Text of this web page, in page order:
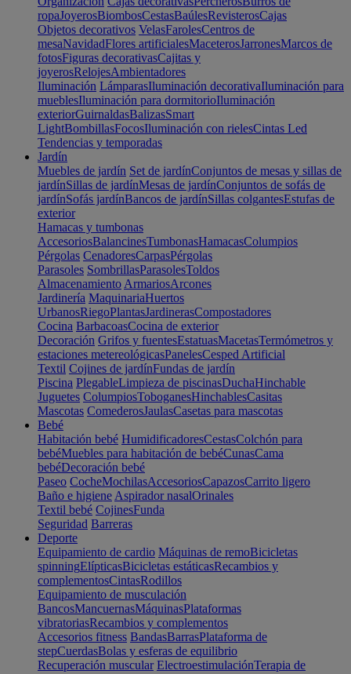
ropaJoyerosBiombosCestasBaúlesRevisterosCajas
Objetos decorativos VelasFarolesCentros de
mesaNavidadFlores artificialesMaceterosJarronesMarcos de
fotosFiguras decorativasCajitas y
joyerosRelojesAmbientadores
Iluminación LámparasIluminación decorativaIluminación para
mueblesIluminación para dormitorioIluminación
exteriorGuirnaldasBalizasSmart
LightBombillasFocosIluminación con rielesCintas Led
Tendencias y temporadas
Jardín
Muebles de jardín Set de jardínConjuntos de mesas y sillas de
jardínSillas de jardínMesas de jardínConjuntos de sofás de
jardínSofás jardínBancos de jardínSillas colgantesEstufas de
exterior
Hamacas y tumbonas
AccesoriosBalancinesTumbonasHamacasColumpios
Pérgolas CenadoresCarpasPérgolas
Parasoles SombrillasParasolesToldos
Almacenamiento ArmariosArcones
Jardinería MaquinariaHuertos
UrbanosRiegoPlantasJardinerasCompostadores
Cocina BarbacoasCocina de exterior
Decoración Grifos y fuentesEstatuasMacetasTermómetros y
estaciones metereológicasPanelesCesped Artificial
Textil Cojines de jardínFundas de jardín
Piscina PlegableLimpieza de piscinasDuchaHinchable
Juguetes ColumpiosToboganesHinchablesCasitas
Mascotas ComederosJaulasCasetas para mascotas
Bebé
Habitación bebé HumidificadoresCestasColchón para
bebéMuebles para habitación de bebéCunasCama
bebéDecoración bebé
Paseo CocheMochilasAccesoriosCapazosCarrito ligero
Baño e higiene Aspirador nasalOrinales
Textil bebé CojinesFunda
Seguridad Barreras
Deporte
Equipamiento de cardio Máquinas de remoBicicletas
spinningElípticasBicicletas estáticasRecambios y
complementosCintasRodillos
Equipamiento de musculación
BancosMancuernasMáquinasPlataformas
vibratoriasRecambios y complementos
Accesorios fitness BandasBarrasPlataforma de
stepCuerdasBolas y esferas de equilibrio
Recuperación muscular ElectroestimulaciónTerapia de